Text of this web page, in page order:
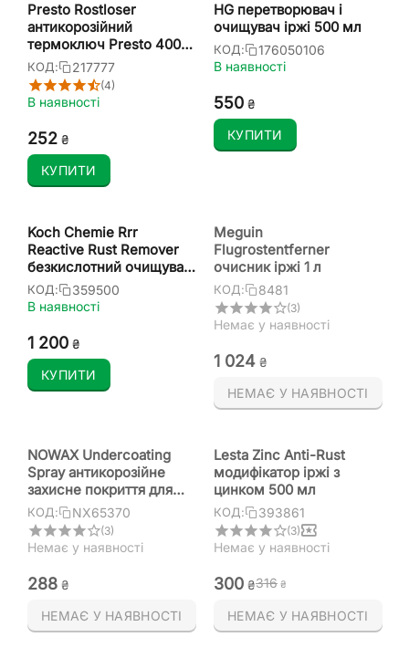
Presto Rostloser
антикорозійний
термоключ Presto 400
мл
КОД: 217777
(4)
В наявності
‍252‍ ₴
КУПИТИ
HG перетворювач і
очищувач іржі 500 мл
КОД:
176050106
В наявності
‍550‍ ₴
КУПИТИ
Koch Chemie Rrr
Reactive Rust Remover
безкислотний очищувач
іржі 500 мл
КОД:
359500
В наявності
1 200 ₴
КУПИТИ
Meguin
Flugrostentferner
очисник іржі 1 л
КОД: 8481
(3)
Немає у наявності
1 024 ₴
НЕМАЄ У НАЯВНОСТІ
NOWAX Undercoating
Spray антикорозійне
захисне покриття для
днища 650 мл
КОД: NX65370
(3)
Немає у наявності
‍288‍ ₴
НЕМАЄ У НАЯВНОСТІ
Lesta Zinc Anti-Rust
модифікатор іржі з
цинком 500 мл
КОД: 393861
(3)
Немає у наявності
‍300‍ ₴‍316‍ ₴
НЕМАЄ У НАЯВНОСТІ